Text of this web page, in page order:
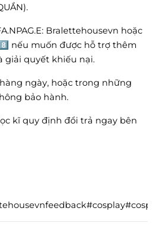
Bralettehousevn hoặc
nếu muốn được hỗ trợ thêm
giải quyết khiếu nại.
ngày, hoặc trong những
bảo hành.
kĩ quy định đổi trả ngay bên